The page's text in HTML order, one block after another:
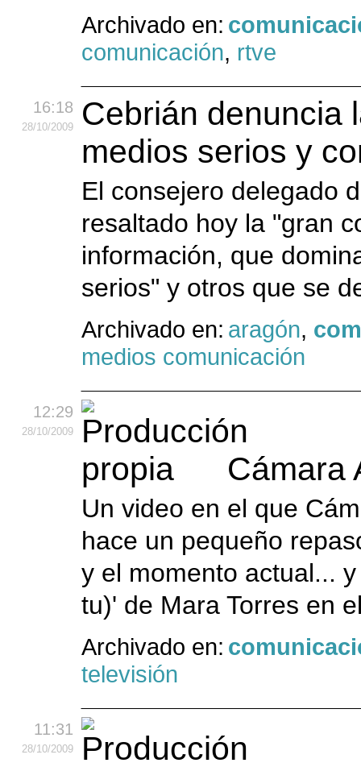
Archivado en:
comunicación, rtve
16:18
28/10/2009
Cebrián denuncia
medios serios y
El consejero delegado
resaltado hoy la "gran
información, que
serios" y otros que se
Archivado en: aragón,
medios comunicación
12:29
28/10/2009
Cámara
Un video en el que
hace un pequeño
y el momento actual...
tu)' de Mara Torres en
Archivado en:
televisión
11:31
28/10/2009